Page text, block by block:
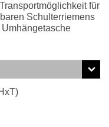
für
Schulterriemens